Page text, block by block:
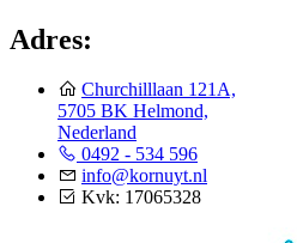
Adres:
Churchilllaan 121A,
5705 BK Helmond,
Nederland
0492 - 534 596
info@kornuyt.nl
Kvk: 17065328